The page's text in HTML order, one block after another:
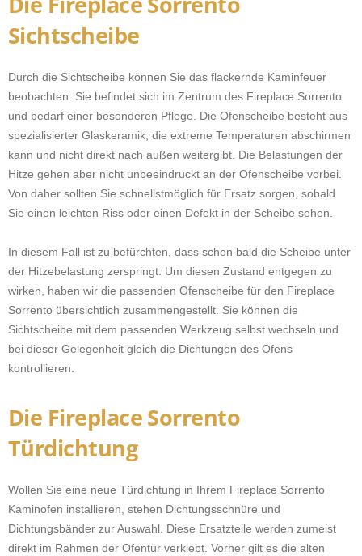
Sichtscheibe
Durch die Sichtscheibe können Sie das flackernde Kaminfeuer
beobachten. Sie befindet sich im Zentrum des Fireplace Sorrento
und bedarf einer besonderen Pflege. Die Ofenscheibe besteht aus
spezialisierter Glaskeramik, die extreme Temperaturen abschirmen
kann und nicht direkt nach außen weitergibt. Die Belastungen der
Hitze gehen aber nicht unbeeindruckt an der Ofenscheibe vorbei.
Von daher sollten Sie schnellstmöglich für Ersatz sorgen, sobald
Sie einen leichten Riss oder einen Defekt in der Scheibe sehen.
In diesem Fall ist zu befürchten, dass schon bald die Scheibe unter
der Hitzebelastung zerspringt. Um diesen Zustand entgegen zu
wirken, haben wir die passenden Ofenscheibe für den Fireplace
Sorrento übersichtlich zusammengestellt. Sie können die
Sichtscheibe mit dem passenden Werkzeug selbst wechseln und
bei dieser Gelegenheit gleich die Dichtungen des Ofens
kontrollieren.
Die Fireplace Sorrento
Türdichtung
Wollen Sie eine neue Türdichtung in Ihrem Fireplace Sorrento
Kaminofen installieren, stehen Dichtungsschnüre und
Dichtungsbänder zur Auswahl. Diese Ersatzteile werden zumeist
direkt im Rahmen der Ofentür verklebt. Vorher gilt es die alten